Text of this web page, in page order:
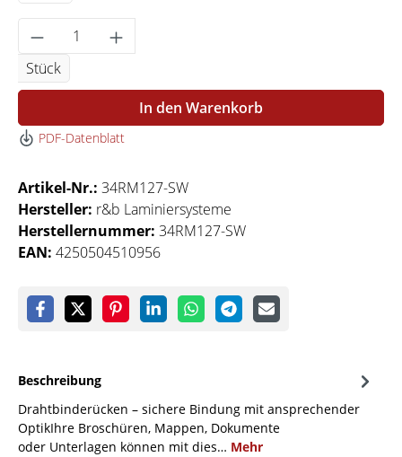
Produkt Anzahl: Gib den gewünschten
Stück
In den Warenkorb
PDF-Datenblatt
Artikel-Nr.: 34RM127-SW
Hersteller: r&b Laminiersysteme
Herstellernummer: 34RM127-SW
EAN: 4250504510956
Beschreibung
Drahtbinderücken – sichere Bindung mit ansprechender
OptikIhre Broschüren, Mappen, Dokumente
oder Unterlagen können mit dies… Mehr